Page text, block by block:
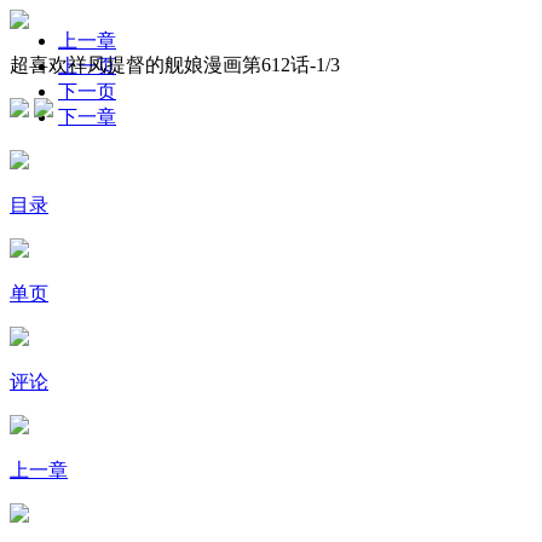
超喜欢祥凤提督的舰娘漫画第612话-1/3
上一章
上一页
下一页
下一章
目录
单页
评论
上一章